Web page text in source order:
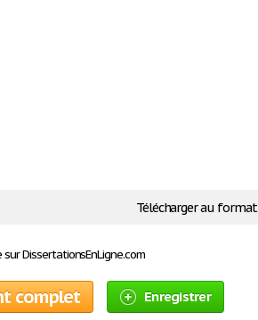
Télécharger au format
DissertationsEnLigne.com
complet Enregistrer